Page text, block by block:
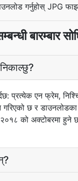
गर्नुहोस् JPG
बारम्बार
प्रत्येक एन फ्रेम,
छ र डाउनलोडका
को अक्टोबरमा